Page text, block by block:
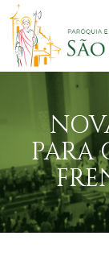
PARA